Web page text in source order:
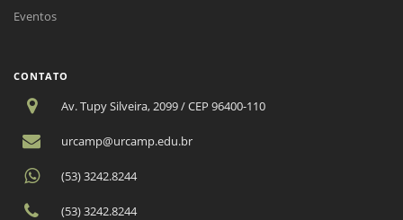
Eventos
CONTATO
Av. Tupy Silveira, 2099 / CEP 96400-110
urcamp@urcamp.edu.br
(53) 3242.8244
(53) 3242.8244